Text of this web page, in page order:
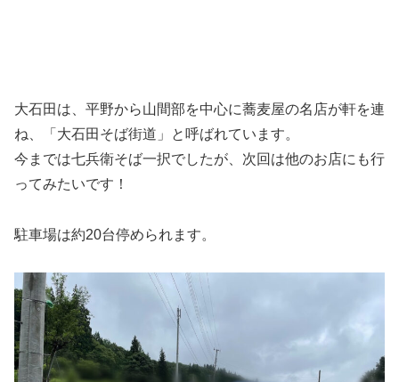
大石田は、平野から山間部を中心に蕎麦屋の名店が軒を連
ね、「大石田そば街道」と呼ばれています。
今までは七兵衛そば一択でしたが、次回は他のお店にも行
ってみたいです！
駐車場は約20台停められます。